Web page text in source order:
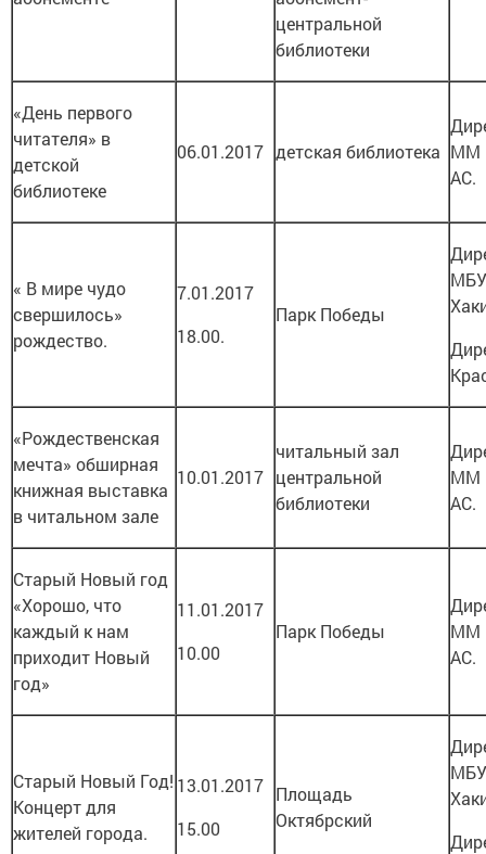
центральной
библиотеки
«День первого
читателя» в
детской
библиотеке
06.01.2017 детская библиотека ММ
АС.
« В мире чудо
свершилось»
рождество.
7.01.2017
18.00.
Парк Победы
«Рождественская
мечта» обширная
книжная выставка
в читальном зале
10.01.2017
читальный зал
центральной
библиотеки
ММ
АС.
Старый Новый год
«Хорошо, что
каждый к нам
приходит Новый
год»
11.01.2017
10.00
Парк Победы
ММ
АС.
Старый Новый Год!
Концерт для
жителей города.
13.01.2017
15.00
Площадь
Октябрский